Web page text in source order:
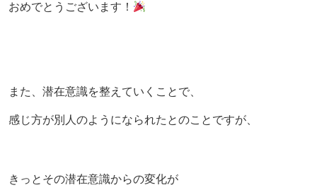
おめでとうございます！
また、潜在意識を整えていくことで、
感じ方が別人のようになられたとのことですが、
きっとその潜在意識からの変化が